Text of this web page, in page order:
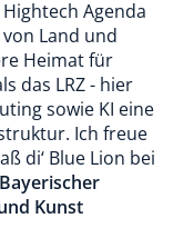
Agenda
Land und
Heimat für
das LRZ - hier
sowie KI eine
Ich freue
di‘ Blue Lion bei
Kunst